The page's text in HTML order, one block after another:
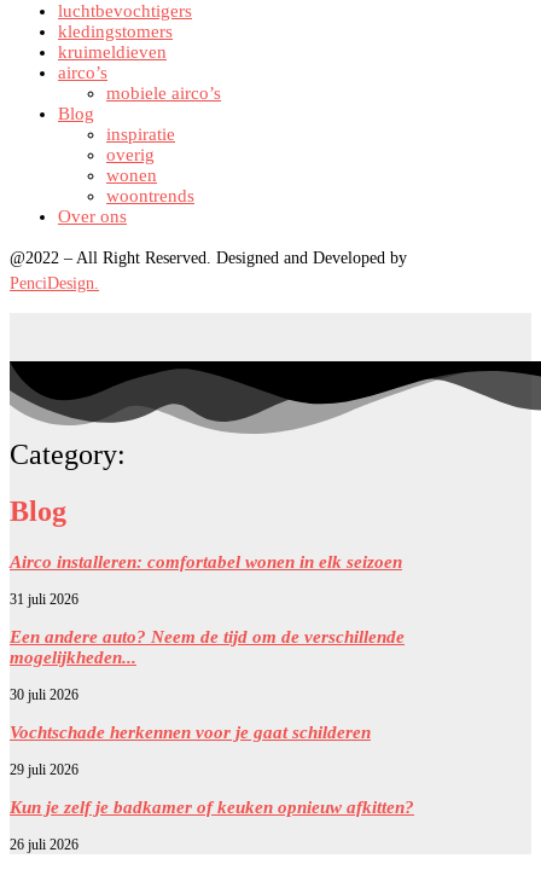
luchtbevochtigers
kledingstomers
kruimeldieven
airco’s
mobiele airco’s
Blog
inspiratie
overig
wonen
woontrends
Over ons
@2022 – All Right Reserved. Designed and Developed by
PenciDesign.
Category:
Blog
Airco installeren: comfortabel wonen in elk seizoen
31 juli 2026
Een andere auto? Neem de tijd om de verschillende
mogelijkheden...
30 juli 2026
Vochtschade herkennen voor je gaat schilderen
29 juli 2026
Kun je zelf je badkamer of keuken opnieuw afkitten?
26 juli 2026